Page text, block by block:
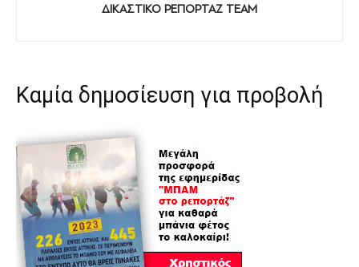
ΔΙΚΑΣΤΙΚΟ ΡΕΠΟΡΤΑΖ TEAM
Καμία δημοσίευση για προβολή